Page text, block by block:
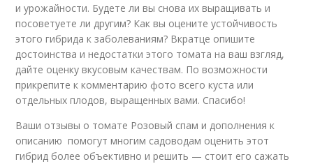
и урожайности. Будете ли вы снова их выращивать и
посоветуете ли другим? Как вы оцените устойчивость
этого гибрида к заболеваниям? Вкратце опишите
достоинства и недостатки этого томата на ваш взгляд,
дайте оценку вкусовым качествам. По возможности
прикрепите к комментарию фото всего куста или
отдельных плодов, выращенных вами. Спасибо!
Ваши отзывы о томате Розовый спам и дополнения к
описанию помогут многим садоводам оценить этот
гибрид более объективно и решить — стоит его сажать